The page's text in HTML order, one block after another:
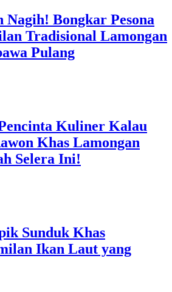
Bongkar Pesona
Tradisional Lamongan
Pulang
Kuliner Kalau
Khas Lamongan
Selera Ini!
Sunduk Khas
Ikan Laut yang